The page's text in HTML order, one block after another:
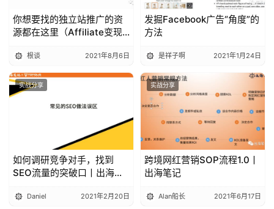
你想要找的独立站推广的资
源都在这里（Affiliate变现
根谈 2021年8月6日
发掘Facebook广告“角度”的
方法
是祥子啊 2021年1月24日
实战分享
如何调研竞争对手，找到
SEO流量的突破口丨出海笔
Daniel 2021年2月20日
实战分享
跨境网红营销SOP流程1.0丨
出海笔记
Alan船长 2021年6月17日